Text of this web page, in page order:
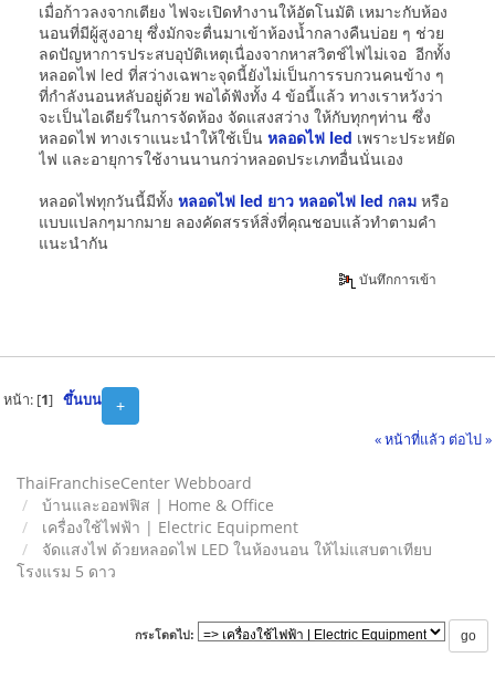
เมื่อก้าวลงจากเตียง ไฟจะเปิดทำงานให้อัตโนมัติ เหมาะกับห้อง
นอนที่มีผู้สูงอายุ ซึ่งมักจะตื่นมาเข้าห้องน้ำกลางคืนบ่อย ๆ ช่วย
ลดปัญหาการประสบอุบัติเหตุเนื่องจากหาสวิตช์ไฟไม่เจอ อีกทั้ง
หลอดไฟ led ที่สว่างเฉพาะจุดนี้ยังไม่เป็นการรบกวนคนข้าง ๆ
ที่กำลังนอนหลับอยู่ด้วย พอได้ฟังทั้ง 4 ข้อนี้แล้ว ทางเราหวังว่า
จะเป็นไอเดียร์ในการจัดห้อง จัดแสงสว่าง ให้กับทุกๆท่าน ซึ่ง
หลอดไฟ ทางเราแนะนำให้ใช้เป็น หลอดไฟ led เพราะประหยัด
ไฟ และอายุการใช้งานนานกว่าหลอดประเภทอื่นนั่นเอง
หลอดไฟทุกวันนี้มีทั้ง หลอดไฟ led ยาว หลอดไฟ led กลม หรือ
แบบแปลกๆมากมาย ลองคัดสรรห์สิ่งที่คุณชอบแล้วทำตามคำ
แนะนำกัน
บันทึกการเข้า
+
หน้า: [1] ขึ้นบน
« หน้าที่แล้ว ต่อไป »
ThaiFranchiseCenter Webboard
บ้านและออฟฟิส | Home & Office
เครื่องใช้ไฟฟ้า | Electric Equipment
จัดแสงไฟ ด้วยหลอดไฟ LED ในห้องนอน ให้ไม่แสบตาเทียบ
โรงแรม 5 ดาว
กระโดดไป: